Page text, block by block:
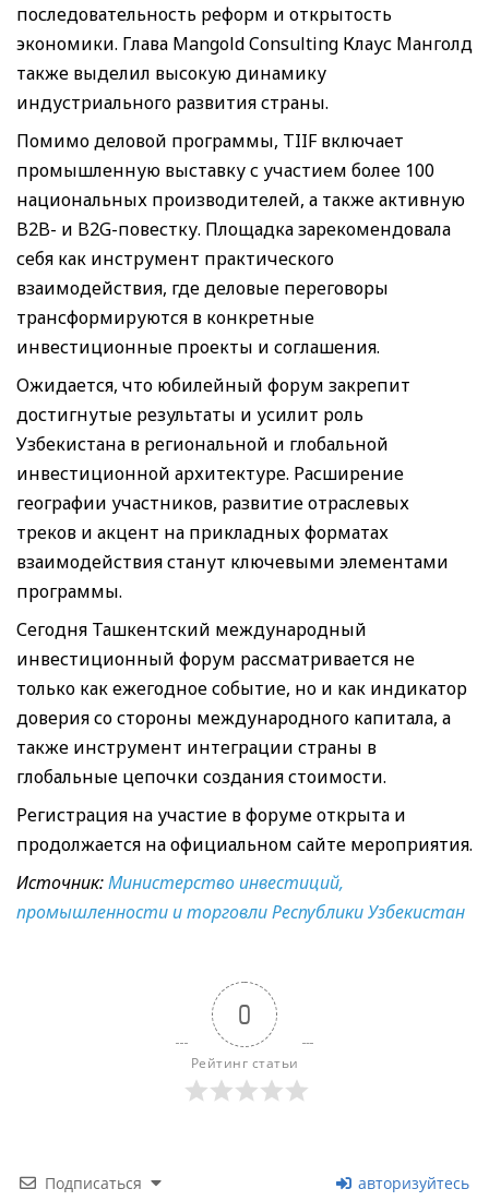
последовательность реформ и открытость
экономики. Глава Mangold Consulting Клаус Манголд
также выделил высокую динамику
индустриального развития страны.
Помимо деловой программы, TIIF включает
промышленную выставку с участием более 100
национальных производителей, а также активную
B2B- и B2G-повестку. Площадка зарекомендовала
себя как инструмент практического
взаимодействия, где деловые переговоры
трансформируются в конкретные
инвестиционные проекты и соглашения.
Ожидается, что юбилейный форум закрепит
достигнутые результаты и усилит роль
Узбекистана в региональной и глобальной
инвестиционной архитектуре. Расширение
географии участников, развитие отраслевых
треков и акцент на прикладных форматах
взаимодействия станут ключевыми элементами
программы.
Сегодня Ташкентский международный
инвестиционный форум рассматривается не
только как ежегодное событие, но и как индикатор
доверия со стороны международного капитала, а
также инструмент интеграции страны в
глобальные цепочки создания стоимости.
Регистрация на участие в форуме открыта и
продолжается на официальном сайте мероприятия.
Источник:Министерство инвестиций,
промышленности и торговли Республики Узбекистан
0
Рейтинг статьи
Подписаться авторизуйтесь